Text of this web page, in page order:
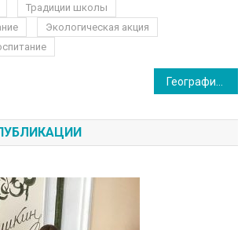
Традиции школы
Экологическая акция
по записям